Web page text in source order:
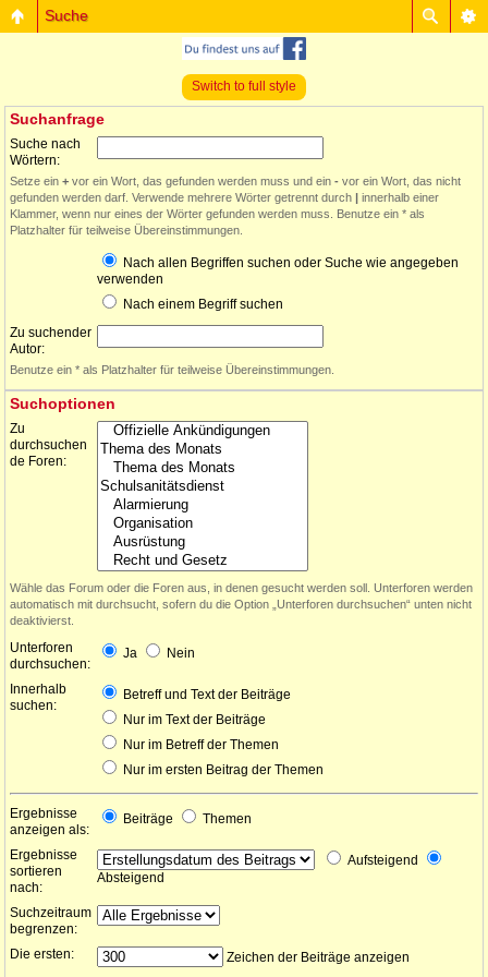
Suche
Switch to full style
Suchanfrage
Suche nach
Wörtern:
Setze ein + vor ein Wort, das gefunden werden muss und ein - vor ein Wort, das nicht
gefunden werden darf. Verwende mehrere Wörter getrennt durch | innerhalb einer
Klammer, wenn nur eines der Wörter gefunden werden muss. Benutze ein * als
Platzhalter für teilweise Übereinstimmungen.
Nach allen Begriffen suchen oder Suche wie angegeben
verwenden
Nach einem Begriff suchen
Zu suchender
Autor:
Benutze ein * als Platzhalter für teilweise Übereinstimmungen.
Suchoptionen
Zu
durchsuchen
de Foren:
Wähle das Forum oder die Foren aus, in denen gesucht werden soll. Unterforen werden
automatisch mit durchsucht, sofern du die Option „Unterforen durchsuchen“ unten nicht
deaktivierst.
Unterforen
durchsuchen:
Ja Nein
Innerhalb
suchen:
Betreff und Text der Beiträge
Nur im Text der Beiträge
Nur im Betreff der Themen
Nur im ersten Beitrag der Themen
Ergebnisse
anzeigen als:
Beiträge Themen
Ergebnisse
sortieren
nach:
Aufsteigend
Absteigend
Suchzeitraum
begrenzen:
Die ersten:
Zeichen der Beiträge anzeigen